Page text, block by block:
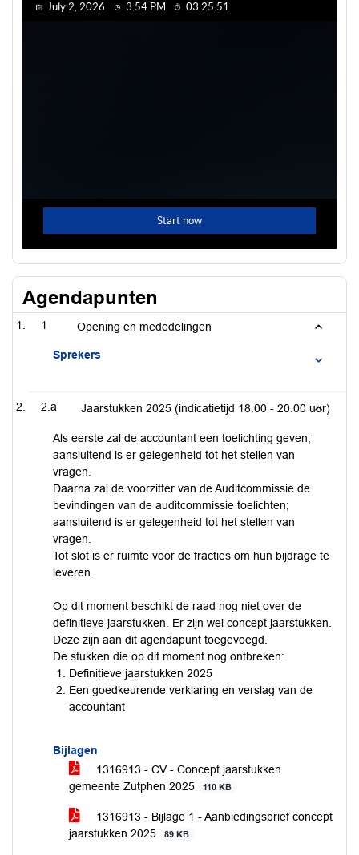
Agendapunten
1 Opening en mededelingen
Sprekers
2.a Jaarstukken 2025 (indicatietijd 18.00 - 20.00 uur)
Als eerste zal de accountant een toelichting geven;
aansluitend is er gelegenheid tot het stellen van
vragen.
Daarna zal de voorzitter van de Auditcommissie de
bevindingen van de auditcommissie toelichten;
aansluitend is er gelegenheid tot het stellen van
vragen.
Tot slot is er ruimte voor de fracties om hun bijdrage te
leveren.
Op dit moment beschikt de raad nog niet over de
definitieve jaarstukken. Er zijn wel concept jaarstukken.
Deze zijn aan dit agendapunt toegevoegd.
De stukken die op dit moment nog ontbreken:
Definitieve jaarstukken 2025
Een goedkeurende verklaring en verslag van de
accountant
Bijlagen
1316913 - CV - Concept jaarstukken
gemeente Zutphen 2025
110 KB
1316913 - Bijlage 1 - Aanbiedingsbrief concept
jaarstukken 2025
89 KB